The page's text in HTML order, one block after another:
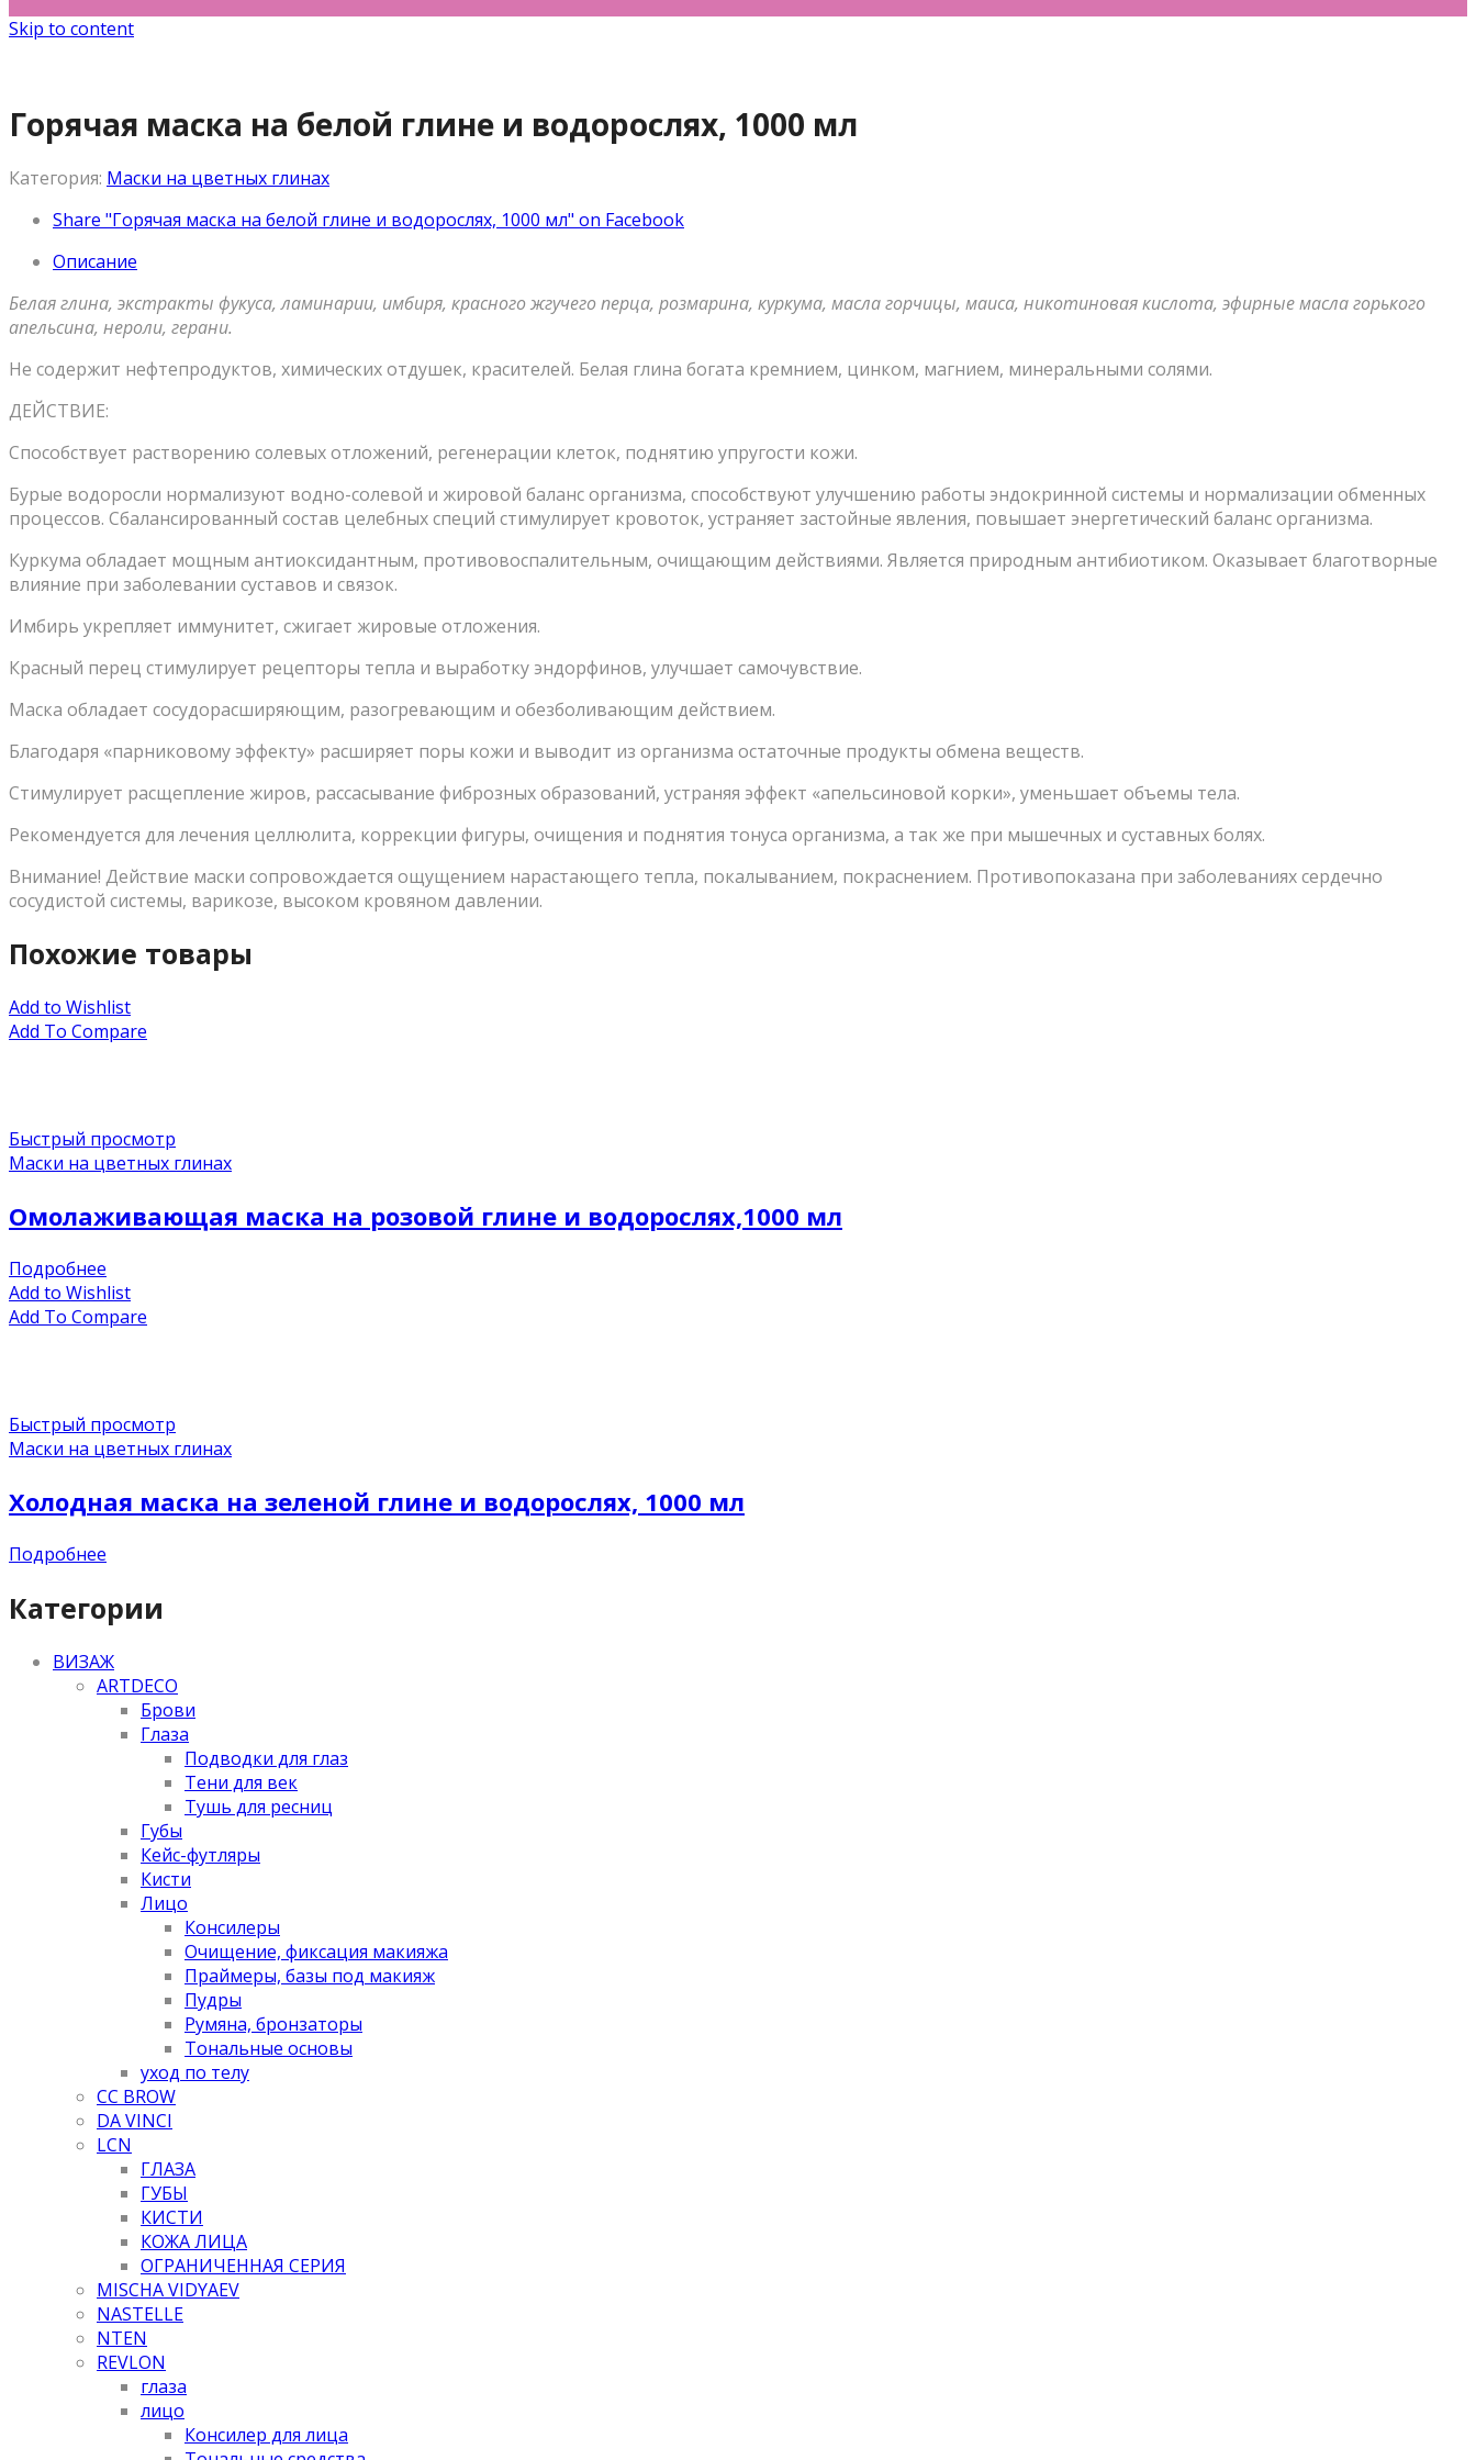
Skip to content
Горячая маска на белой глине и водорослях, 1000 мл
Категория: Маски на цветных глинах
Share "Горячая маска на белой глине и водорослях, 1000 мл" on Facebook
Описание
Белая глина, экстракты фукуса, ламинарии, имбиря, красного жгучего перца, розмарина, куркума, масла горчицы, маиса, никотиновая кислота, эфирные масла горького
апельсина, нероли, герани.
Не содержит нефтепродуктов, химических отдушек, красителей. Белая глина богата кремнием, цинком, магнием, минеральными солями.
ДЕЙСТВИЕ:
Способствует растворению солевых отложений, регенерации клеток, поднятию упругости кожи.
Бурые водоросли нормализуют водно-солевой и жировой баланс организма, способствуют улучшению работы эндокринной системы и нормализации обменных
процессов. Сбалансированный состав целебных специй стимулирует кровоток, устраняет застойные явления, повышает энергетический баланс организма.
Куркума обладает мощным антиоксидантным, противовоспалительным, очищающим действиями. Является природным антибиотиком. Оказывает благотворные
влияние при заболевании суставов и связок.
Имбирь укрепляет иммунитет, сжигает жировые отложения.
Красный перец стимулирует рецепторы тепла и выработку эндорфинов, улучшает самочувствие.
Маска обладает сосудорасширяющим, разогревающим и обезболивающим действием.
Благодаря «парниковому эффекту» расширяет поры кожи и выводит из организма остаточные продукты обмена веществ.
Стимулирует расщепление жиров, рассасывание фиброзных образований, устраняя эффект «апельсиновой корки», уменьшает объемы тела.
Рекомендуется для лечения целлюлита, коррекции фигуры, очищения и поднятия тонуса организма, а так же при мышечных и суставных болях.
Внимание! Действие маски сопровождается ощущением нарастающего тепла, покалыванием, покраснением. Противопоказана при заболеваниях сердечно
сосудистой системы, варикозе, высоком кровяном давлении.
Похожие товары
Add to Wishlist
Add To Compare
Быстрый просмотр
Маски на цветных глинах
Омолаживающая маска на розовой глине и водорослях,1000 мл
Подробнее
Add to Wishlist
Add To Compare
Быстрый просмотр
Маски на цветных глинах
Холодная маска на зеленой глине и водорослях, 1000 мл
Подробнее
Категории
ВИЗАЖ
ARTDECO
Брови
Глаза
Подводки для глаз
Тени для век
Тушь для ресниц
Губы
Кейс-футляры
Кисти
Лицо
Консилеры
Очищение, фиксация макияжа
Праймеры, базы под макияж
Пудры
Румяна, бронзаторы
Тональные основы
уход по телу
CC BROW
DA VINCI
LCN
ГЛАЗА
ГУБЫ
КИСТИ
КОЖА ЛИЦА
ОГРАНИЧЕННАЯ СЕРИЯ
MISCHA VIDYAEV
NASTELLE
NTEN
REVLON
глаза
лицо
Консилер для лица